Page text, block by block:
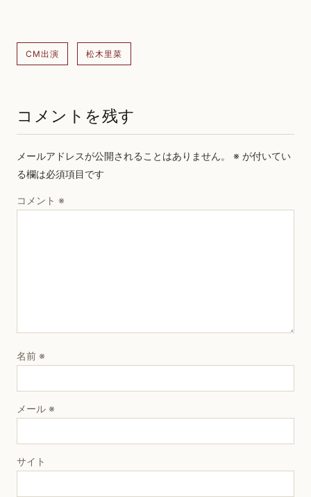
CM出演 松木里菜
コメントを残す
メールアドレスが公開されることはありません。 ※ が付いてい
る欄は必須項目です
コメント ※
名前 ※
メール ※
サイト